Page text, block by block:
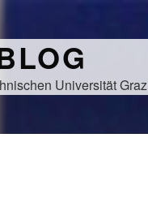
Universität Graz